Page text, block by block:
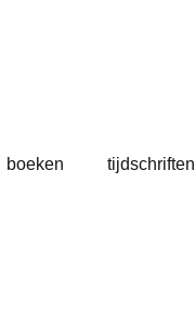
boeken tijdschriften